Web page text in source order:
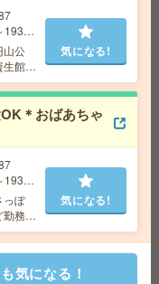
気になる!
告をつくるお仕
※おしゃ
気になる!
の可能性】賞与4
予定派遣]
1937
山公
館小
気になる!
＊おばあちゃ
1937
1812
っぽ
勤務地
気になる!
気になる！